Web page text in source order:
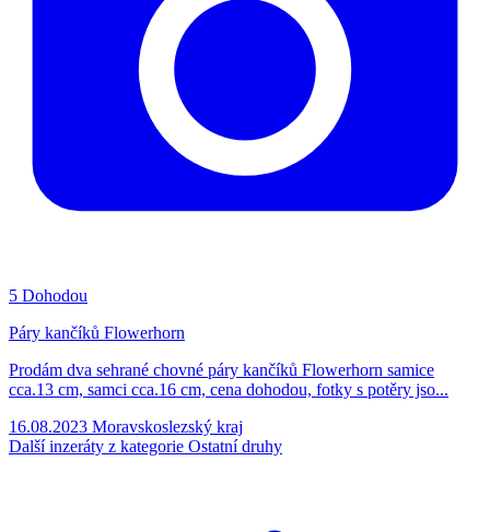
5 Dohodou
Páry kančíků Flowerhorn
Prodám dva sehrané chovné páry kančíků Flowerhorn samice
cca.13 cm, samci cca.16 cm, cena dohodou, fotky s potěry jso...
16.08.2023 Moravskoslezský kraj
Další inzeráty z kategorie Ostatní druhy